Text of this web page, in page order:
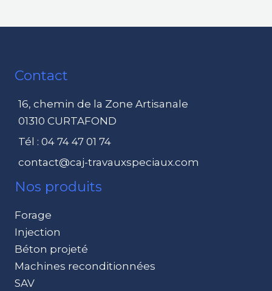
Contact
16, chemin de la Zone Artisanale
01310 CURTAFOND
Tél : 04 74 47 01 74
contact@caj-travauxspeciaux.com
Nos produits
Forage
Injection
Béton projeté
Machines reconditionnées
SAV